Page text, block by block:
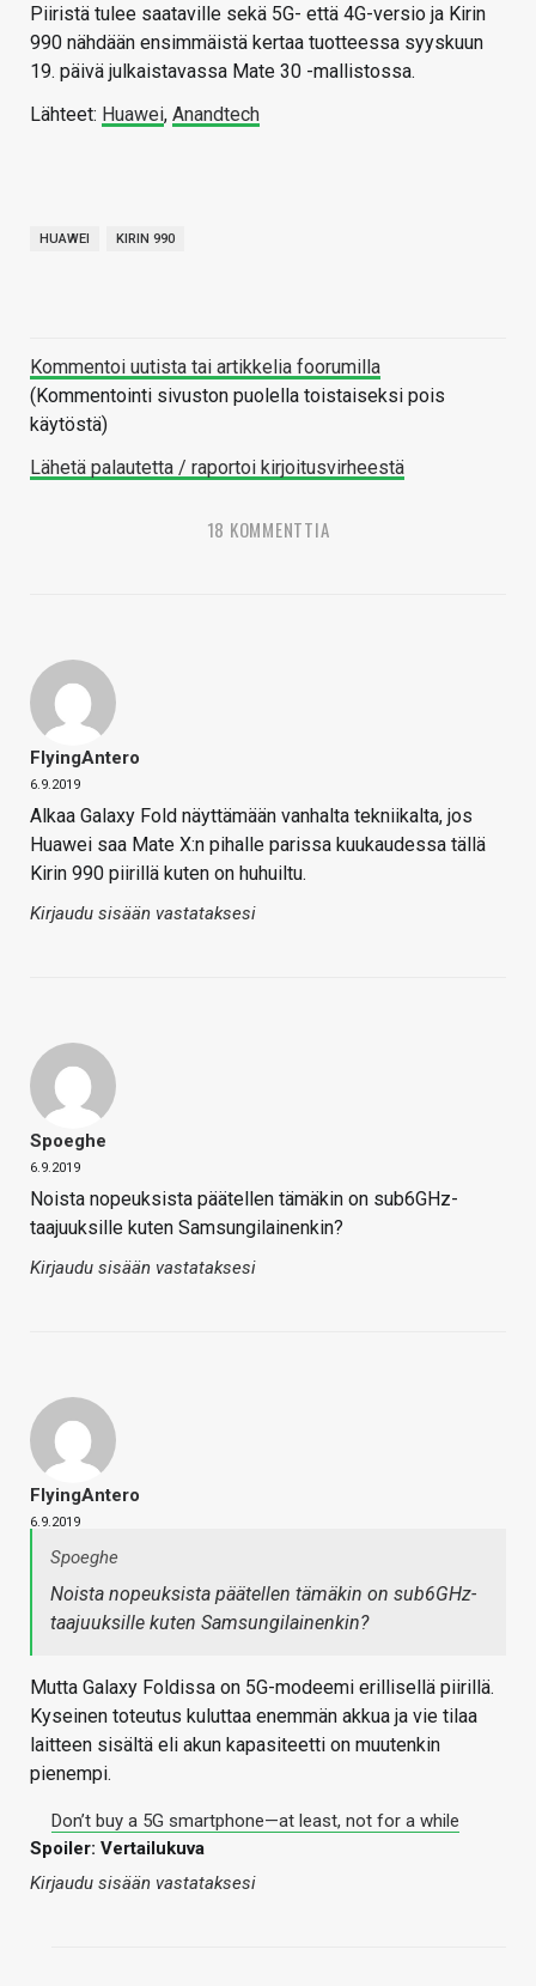
Piiristä tulee saataville sekä 5G- että 4G-versio ja Kirin
990 nähdään ensimmäistä kertaa tuotteessa syyskuun
19. päivä julkaistavassa Mate 30 -mallistossa.
Lähteet: Huawei, Anandtech
HUAWEI KIRIN 990
Kommentoi uutista tai artikkelia foorumilla
(Kommentointi sivuston puolella toistaiseksi pois
käytöstä)
Lähetä palautetta / raportoi kirjoitusvirheestä
18 KOMMENTTIA
FlyingAntero
6.9.2019
Alkaa Galaxy Fold näyttämään vanhalta tekniikalta, jos
Huawei saa Mate X:n pihalle parissa kuukaudessa tällä
Kirin 990 piirillä kuten on huhuiltu.
Kirjaudu sisään vastataksesi
Spoeghe
6.9.2019
Noista nopeuksista päätellen tämäkin on sub6GHz-
taajuuksille kuten Samsungilainenkin?
Kirjaudu sisään vastataksesi
FlyingAntero
6.9.2019
Spoeghe
Noista nopeuksista päätellen tämäkin on sub6GHz-
taajuuksille kuten Samsungilainenkin?
Mutta Galaxy Foldissa on 5G-modeemi erillisellä piirillä.
Kyseinen toteutus kuluttaa enemmän akkua ja vie tilaa
laitteen sisältä eli akun kapasiteetti on muutenkin
pienempi.
Don’t buy a 5G smartphone—at least, not for a while
Spoiler: Vertailukuva
Kirjaudu sisään vastataksesi